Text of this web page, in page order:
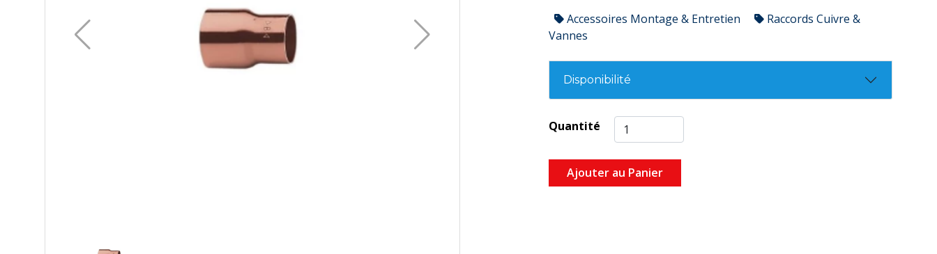
Accessoires Montage & Entretien
Raccords Cuivre &
Vannes
Disponibilité
Quantité
Ajouter au Panier